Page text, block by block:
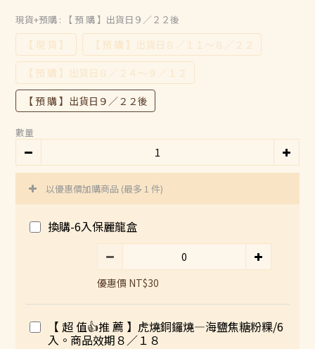
現貨+預購 : 【 預 購 】出貨日９／２２後
【 現 貨 】
【 預 購 】出貨日８／１１～８／２２
【 預 購 】出貨日８／２４～９／１２
【 預 購 】出貨日９／２２後
數量
以優惠價加購商品 (最多 1 件)
換購-6入保麗龍盒
優惠價 NT$30
【 超 值👍推 薦 】虎燒銅鑼燒—海鹽焦糖粉粿/6
入。商品效期８／１８